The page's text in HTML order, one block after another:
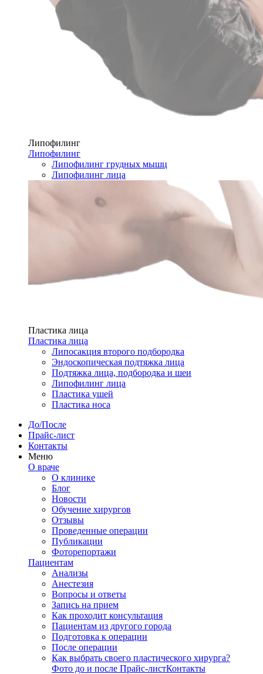
Липофилинг
Липофилинг
Липофилинг грудных мышц
Липофилинг лица
Пластика лица
Пластика лица
Липосакция второго подбородка
Эндоскопическая подтяжка лица
Подтяжка лица, подбородка и шеи
Липофилинг лица
Пластика ушей
Пластика носа
До/После
Прайс-лист
Контакты
Меню
О враче
О клинике
Блог
Новости
Обучение хирургов
Отзывы
Проведенные операции
Публикации
Фоторепортажи
Пациентам
Анализы
Анестезия
Вопросы и ответы
Запись на прием
Как проходит консультация
Пациентам из другого города
Подготовка к операции
После операции
Как выбрать своего пластического хирурга?
Фото до и после Прайс-листКонтакты